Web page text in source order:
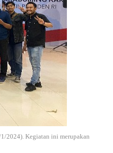
2024). Kegiatan ini merupakan